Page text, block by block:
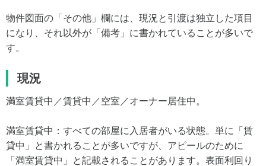
物件図面の「その他」欄には、現況と引渡は独立した項目
になり、それ以外が「備考」に書かれていることが多いで
す。
現況
満室賃貸中／賃貸中／空室／オーナー居住中。
満室賃貸中：すべての部屋に入居者がいる状態。単に「賃
貸中」と書かれることが多いですが、アピールのために
「満室賃貸中」と記載されることがあります。表面利回り